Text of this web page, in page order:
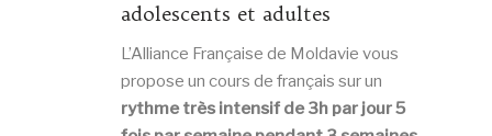
adolescents et adultes
L’Alliance Française de Moldavie vous
propose un cours de français sur un
rythme très intensif de 3h par jour 5